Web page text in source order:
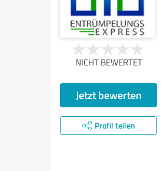
NICHT BEWERTET
Jetzt bewerten
Profil teilen